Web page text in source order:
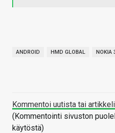
ANDROID HMD GLOBAL NOKIA
Kommentoi uutista tai
(Kommentointi sivuston
käytöstä)